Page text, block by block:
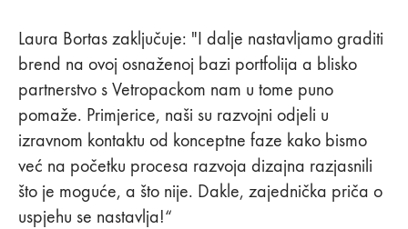
Laura Bortas zaključuje: "I dalje nastavljamo graditi
brend na ovoj osnaženoj bazi portfolija a blisko
partnerstvo s Vetropackom nam u tome puno
pomaže. Primjerice, naši su razvojni odjeli u
izravnom kontaktu od konceptne faze kako bismo
već na početku procesa razvoja dizajna razjasnili
što je moguće, a što nije. Dakle, zajednička priča o
uspjehu se nastavlja!“